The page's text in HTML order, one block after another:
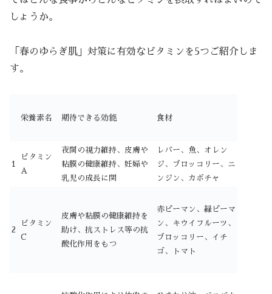
しょうか。
「春のゆらぎ肌」対策に有効なビタミンを5つご紹介しま
す。
栄養素名 期待できる効能 食材
1
ビタミン
A
夜間の視力維持、皮膚や
粘膜の健康維持、妊婦や
乳児の成長に関
レバー、魚、オレン
ジ、ブロッコリー、ニ
ンジン、カボチャ
2
ビタミン
C
皮膚や粘膜の健康維持を
助け、抗ストレス等の抗
酸化作用をもつ
赤ピーマン、緑ピーマ
ン、キウイフルーツ、
ブロッコリー、イチ
ゴ、トマト